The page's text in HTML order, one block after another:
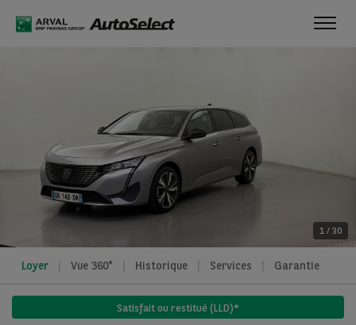
1 / 30
Loyer Vue 360° Historique Services Garantie
Satisfait ou restitué (LLD)*